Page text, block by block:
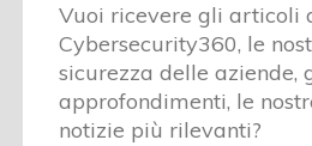
Vuoi ricevere gli articoli
Cybersecurity360, le
sicurezza delle aziende,
approfondimenti, le
notizie più rilevanti?